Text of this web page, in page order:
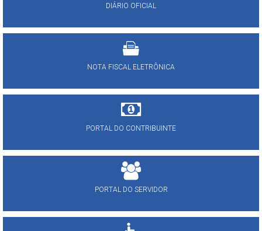
DIÁRIO OFICIAL
NOTA FISCAL ELETRÔNICA
PORTAL DO CONTRIBUINTE
PORTAL DO SERVIDOR